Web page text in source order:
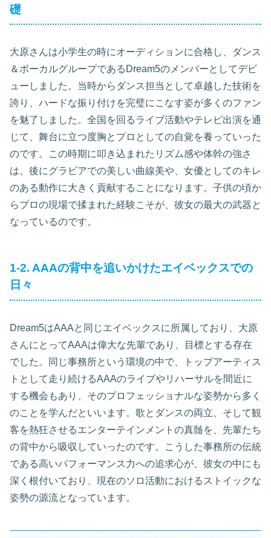
礎
大原さんは小学生の時にオーディションに合格し、ダンス
＆ボーカルグループであるDream5のメンバーとしてデビ
ューしました。当時からダンス担当として卓越した技術を
誇り、ハードな振り付けを完璧にこなす姿が多くのファン
を魅了しました。全国を回るライブ活動やテレビ出演を通
じて、舞台に立つ度胸とプロとしての自覚を養っていった
のです。この時期に叩き込まれたリズム感や体幹の強さ
は、後にグラビアでの美しい曲線美や、女優としてのキレ
のある動作に大きく貢献することになります。子供の頃か
らプロの現場で揉まれた経験こそが、彼女の最大の武器と
なっているのです。
1-2. AAAの背中を追いかけたエイベックスでの
日々
Dream5はAAAと同じエイベックスに所属しており、大原
さんにとってAAAは偉大な先輩であり、目標とする存在
でした。同じ事務所という環境の中で、トップアーティス
トとして走り続けるAAAのライブやリハーサルを間近に
する機会もあり、そのプロフェッショナルな姿勢から多く
のことを学んだといいます。歌とダンスの両立、そして観
客を熱狂させるエンターテインメントの真髄を、先輩たち
の背中から吸収していったのです。こうした事務所の伝統
である高いパフォーマンス力への追求心が、彼女の中にも
深く根付いており、現在のソロ活動におけるストイックな
姿勢の源流となっています。